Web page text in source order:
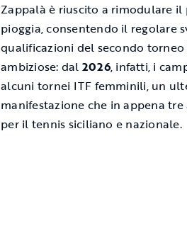
Zappalà è riuscito a rimodulare
pioggia, consentendo il regolare
qualificazioni del secondo
ambiziose: dal 2026, infatti, i
alcuni tornei ITF femminili, un
manifestazione che in appena
per il tennis siciliano e nazionale.